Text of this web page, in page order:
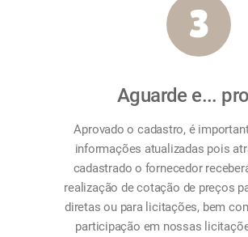
3
Aguarde e...
Aprovado o cadastro, é
informações atualizadas pois
cadastrado o fornecedor
realização de cotação de preços
diretas ou para licitações, bem
participação em nossas